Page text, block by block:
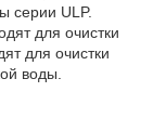
серии ULP.
для очистки
для очистки
воды.